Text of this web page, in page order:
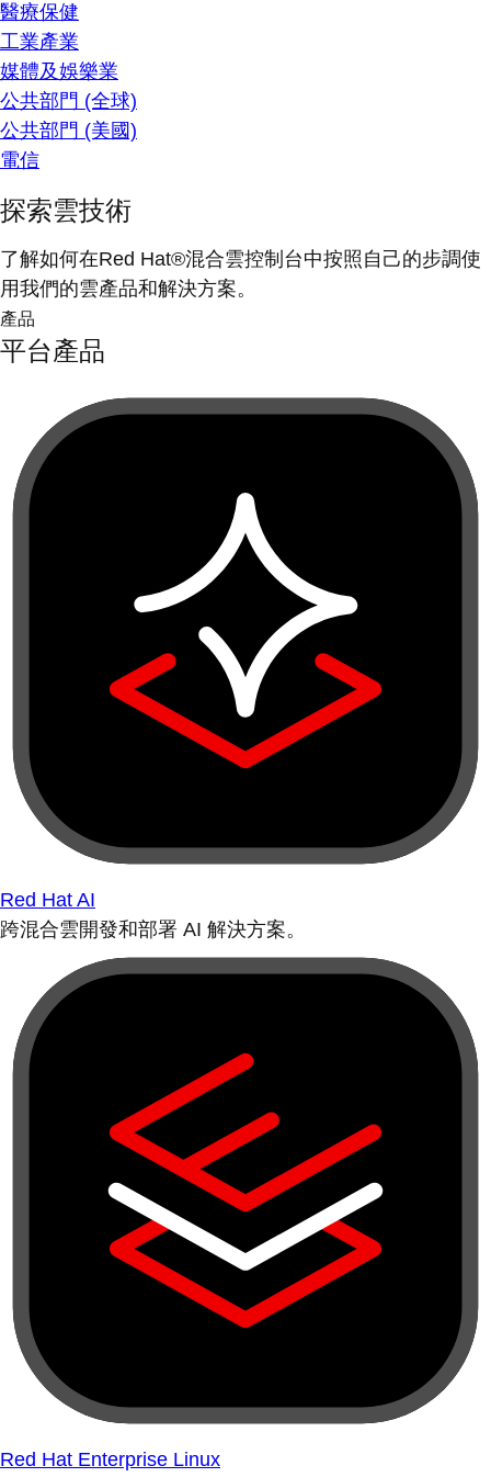
醫療保健
工業產業
媒體及娛樂業
公共部門 (全球)
公共部門 (美國)
電信
探索雲技術
了解如何在Red Hat®混合雲控制台中按照自己的步調使
用我們的雲產品和解決方案。
產品
平台產品
Red Hat AI
跨混合雲開發和部署 AI 解決方案。
Red Hat Enterprise Linux